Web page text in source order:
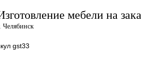
мебели на
Челябинск
gst33